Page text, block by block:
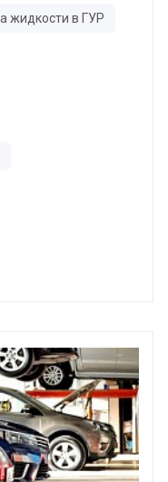
жидкости в ГУР